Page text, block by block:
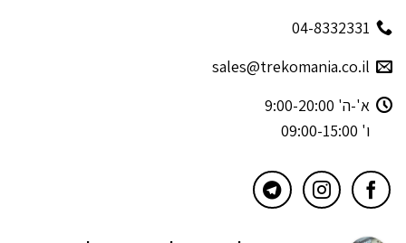
04-8332331
sales@trekomania.co.il
א'-ה' 9:00-20:00
ו' 09:00-15:00